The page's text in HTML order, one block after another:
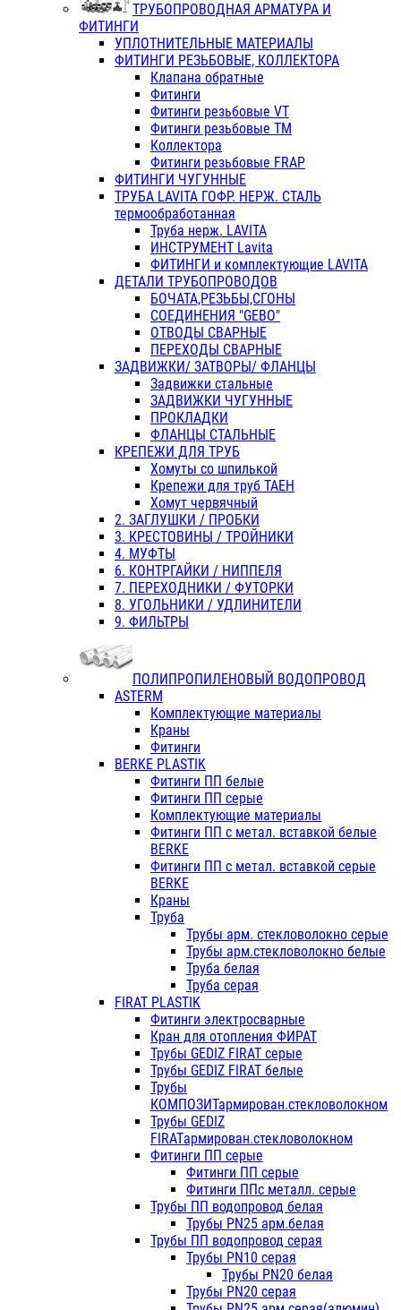
ТРУБОПРОВОДНАЯ АРМАТУРА И
ФИТИНГИ
УПЛОТНИТЕЛЬНЫЕ МАТЕРИАЛЫ
ФИТИНГИ РЕЗЬБОВЫЕ, КОЛЛЕКТОРА
Клапана обратные
Фитинги
Фитинги резьбовые VT
Фитинги резьбовые ТМ
Коллектора
Фитинги резьбовые FRAP
ФИТИНГИ ЧУГУННЫЕ
ТРУБА LAVITA ГОФР. НЕРЖ. СТАЛЬ
термообработанная
Труба нерж. LAVITA
ИНСТРУМЕНТ Lavita
ФИТИНГИ и комплектующие LAVITA
ДЕТАЛИ ТРУБОПРОВОДОВ
БОЧАТА,РЕЗЬБЫ,СГОНЫ
СОЕДИНЕНИЯ "GEBO"
ОТВОДЫ СВАРНЫЕ
ПЕРЕХОДЫ СВАРНЫЕ
ЗАДВИЖКИ/ ЗАТВОРЫ/ ФЛАНЦЫ
Задвижки стальные
ЗАДВИЖКИ ЧУГУННЫЕ
ПРОКЛАДКИ
ФЛАНЦЫ СТАЛЬНЫЕ
КРЕПЕЖИ ДЛЯ ТРУБ
Хомуты со шпилькой
Крепежи для труб ТАЕН
Хомут червячный
2. ЗАГЛУШКИ / ПРОБКИ
3. КРЕСТОВИНЫ / ТРОЙНИКИ
4. МУФТЫ
6. КОНТРГАЙКИ / НИППЕЛЯ
7. ПЕРЕХОДНИКИ / ФУТОРКИ
8. УГОЛЬНИКИ / УДЛИНИТЕЛИ
9. ФИЛЬТРЫ
ПОЛИПРОПИЛЕНОВЫЙ ВОДОПРОВОД
ASTERM
Комплектующие материалы
Краны
Фитинги
BERKE PLASTIK
Фитинги ПП белые
Фитинги ПП серые
Комплектующие материалы
Фитинги ПП с метал. вставкой белые
BERKE
Фитинги ПП с метал. вставкой серые
BERKE
Краны
Труба
Трубы арм. стекловолокно серые
Трубы арм.стекловолокно белые
Труба белая
Труба серая
FIRAT PLASTIK
Фитинги электросварные
Кран для отопления ФИРАТ
Трубы GEDIZ FIRAT серые
Трубы GEDIZ FIRAT белые
Трубы
КОМПОЗИТармирован.стекловолокном
Трубы GEDIZ
FIRATармирован.стекловолокном
Фитинги ПП серые
Фитинги ПП серые
Фитинги ППс металл. серые
Трубы ПП водопровод белая
Трубы PN25 арм.белая
Трубы ПП водопровод серая
Трубы PN10 серая
Трубы PN20 белая
Трубы PN20 серая